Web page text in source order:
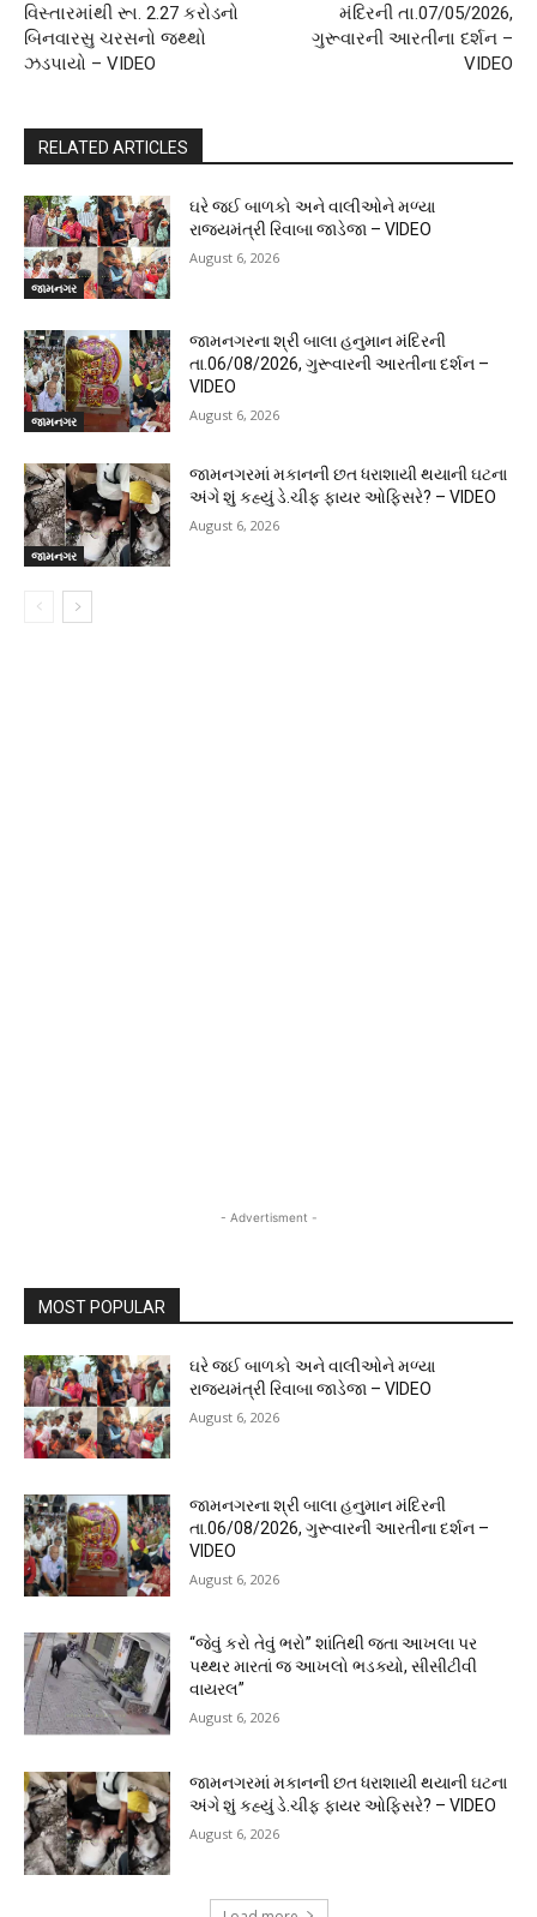
વિસ્તારમાંથી રૂા. 2.27 કરોડનો
બિનવારસુ ચરસનો જથ્થો
ઝડપાયો – VIDEO
મંદિરની તા.07/05/2026,
ગુરૂવારની આરતીના દર્શન –
VIDEO
RELATED ARTICLES
જામનગર
ઘરે જઈ બાળકો અને વાલીઓને મળ્યા
રાજ્યમંત્રી રિવાબા જાડેજા – VIDEO
August 6, 2026
જામનગર
જામનગરના શ્રી બાલા હનુમાન મંદિરની
તા.06/08/2026, ગુરૂવારની આરતીના દર્શન –
VIDEO
August 6, 2026
જામનગર
જામનગરમાં મકાનની છત ધરાશાયી થયાની ઘટના
અંગે શું કહ્યું ડે.ચીફ ફાયર ઓફિસરે? – VIDEO
August 6, 2026
- Advertisment -
MOST POPULAR
ઘરે જઈ બાળકો અને વાલીઓને મળ્યા
રાજ્યમંત્રી રિવાબા જાડેજા – VIDEO
August 6, 2026
જામનગરના શ્રી બાલા હનુમાન મંદિરની
તા.06/08/2026, ગુરૂવારની આરતીના દર્શન –
VIDEO
August 6, 2026
“જેવું કરો તેવું ભરો” શાંતિથી જતા આખલા પર
પથ્થર મારતાં જ આખલો ભડક્યો, સીસીટીવી
વાયરલ”
August 6, 2026
જામનગરમાં મકાનની છત ધરાશાયી થયાની ઘટના
અંગે શું કહ્યું ડે.ચીફ ફાયર ઓફિસરે? – VIDEO
August 6, 2026